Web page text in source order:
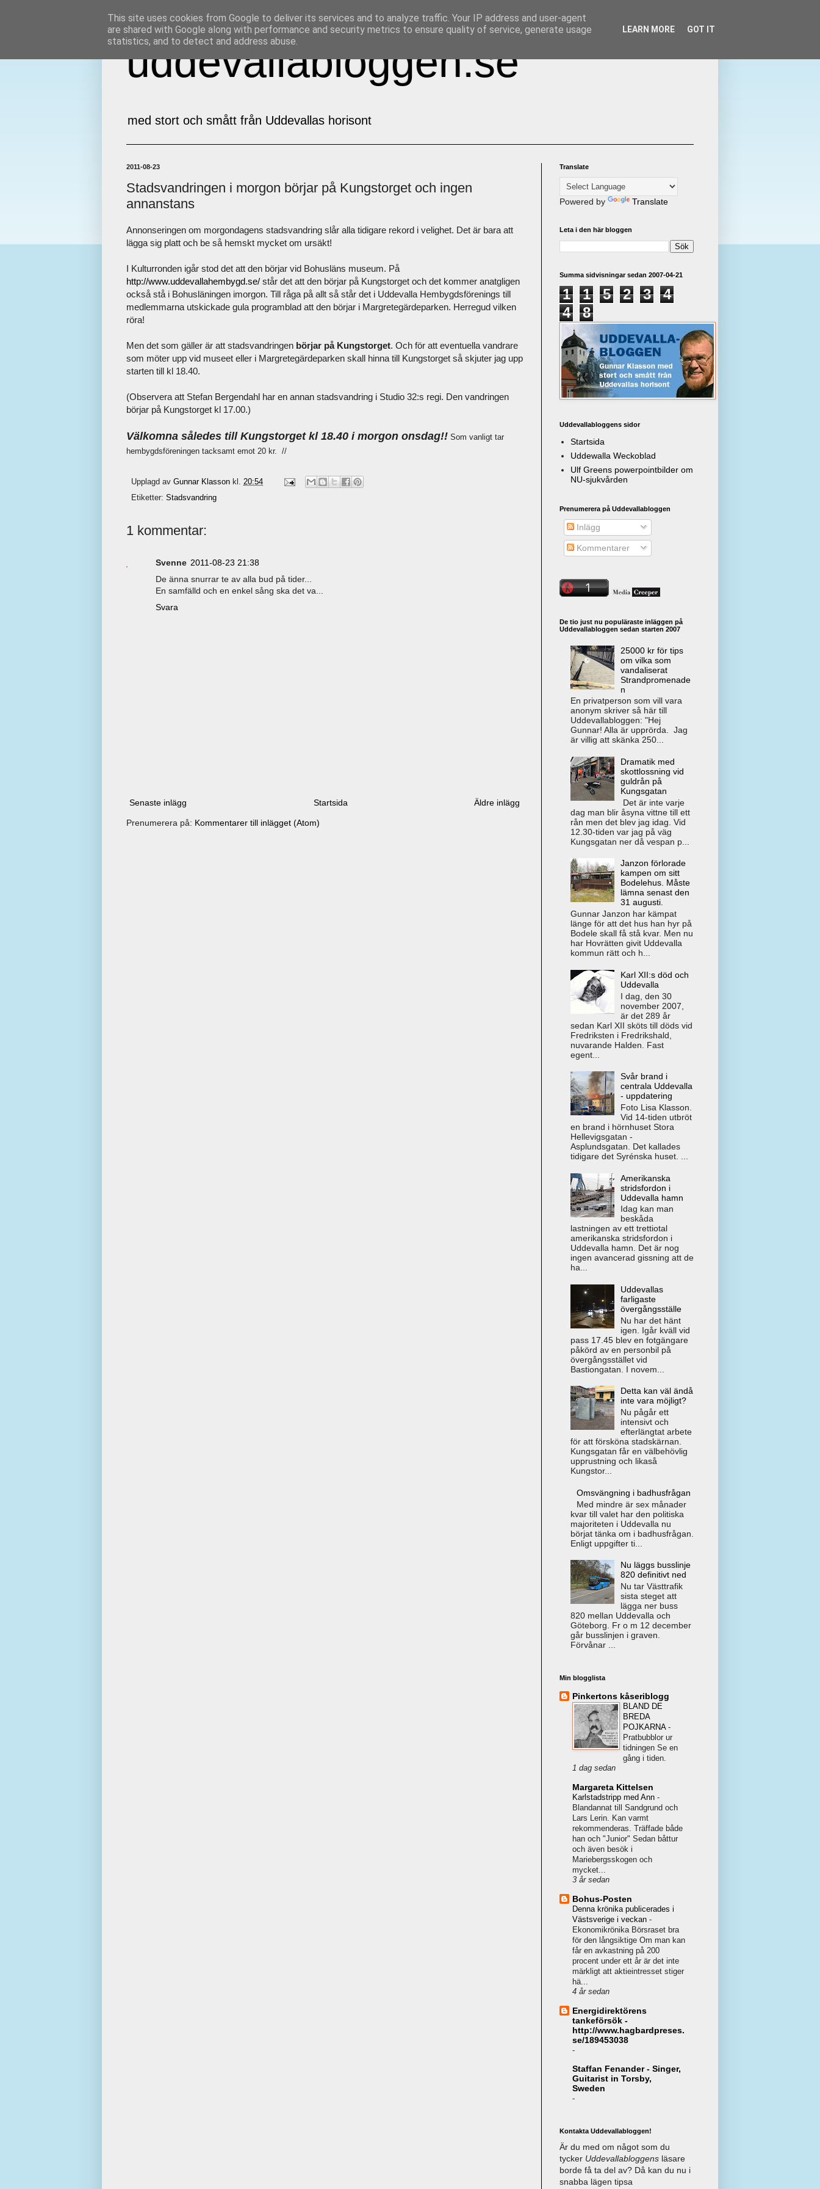
uddevallabloggen.se
med stort och smått från Uddevallas horisont
2011-08-23
Stadsvandringen i morgon börjar på Kungstorget och ingen
annanstans
Annonseringen om morgondagens stadsvandring slår alla tidigare rekord i velighet. Det är bara att
lägga sig platt och be så hemskt mycket om ursäkt!
I Kulturronden igår stod det att den börjar vid Bohusläns museum. På
http://www.uddevallahembygd.se/ står det att den börjar på Kungstorget och det kommer anatgligen
också stå i Bohusläningen imorgon. Till råga på allt så står det i Uddevalla Hembygdsförenings till
medlemmarna utskickade gula programblad att den börjar i Margretegärdeparken. Herregud vilken
röra!
Men det som gäller är att stadsvandringen börjar på Kungstorget. Och för att eventuella vandrare
som möter upp vid museet eller i Margretegärdeparken skall hinna till Kungstorget så skjuter jag upp
starten till kl 18.40.
(Observera att Stefan Bergendahl har en annan stadsvandring i Studio 32:s regi. Den vandringen
börjar på Kungstorget kl 17.00.)
Välkomna således till Kungstorget kl 18.40 i morgon onsdag!! Som vanligt tar
hembygdsföreningen tacksamt emot 20 kr. //
Upplagd av Gunnar Klasson kl. 20:54
Etiketter: Stadsvandring
1 kommentar:
Svenne 2011-08-23 21:38
De änna snurrar te av alla bud på tider...
En samfälld och en enkel sång ska det va...
Svara
Senaste inlägg Äldre inlägg
Startsida
Prenumerera på: Kommentarer till inlägget (Atom)
Translate
Powered by Translate
Leta i den här bloggen
Summa sidvisningar sedan 2007-04-21
1 1 5 2 3
4
4
8
Uddevallabloggens sidor
Startsida
Uddewalla Weckoblad
Ulf Greens powerpointbilder om
NU-sjukvården
Prenumerera på Uddevallabloggen
Inlägg
Kommentarer
De tio just nu populäraste inläggen på
Uddevallabloggen sedan starten 2007
25000 kr för tips
om vilka som
vandaliserat
Strandpromenade
n
En privatperson som vill vara
anonym skriver så här till
Uddevallabloggen: "Hej
Gunnar! Alla är upprörda. Jag
är villig att skänka 250...
Dramatik med
skottlossning vid
guldrån på
Kungsgatan
Det är inte varje
dag man blir åsyna vittne till ett
rån men det blev jag idag. Vid
12.30-tiden var jag på väg
Kungsgatan ner då vespan p...
Janzon förlorade
kampen om sitt
Bodelehus. Måste
lämna senast den
31 augusti.
Gunnar Janzon har kämpat
länge för att det hus han hyr på
Bodele skall få stå kvar. Men nu
har Hovrätten givit Uddevalla
kommun rätt och h...
Karl XII:s död och
Uddevalla
I dag, den 30
november 2007,
är det 289 år
sedan Karl XII sköts till döds vid
Fredriksten i Fredrikshald,
nuvarande Halden. Fast
egent...
Svår brand i
centrala Uddevalla
- uppdatering
Foto Lisa Klasson.
Vid 14-tiden utbröt
en brand i hörnhuset Stora
Hellevigsgatan -
Asplundsgatan. Det kallades
tidigare det Syrénska huset. ...
Amerikanska
stridsfordon i
Uddevalla hamn
Idag kan man
beskåda
lastningen av ett trettiotal
amerikanska stridsfordon i
Uddevalla hamn. Det är nog
ingen avancerad gissning att de
ha...
Uddevallas
farligaste
övergångsställe
Nu har det hänt
igen. Igår kväll vid
pass 17.45 blev en fotgängare
påkörd av en personbil på
övergångsstället vid
Bastiongatan. I novem...
Detta kan väl ändå
inte vara möjligt?
Nu pågår ett
intensivt och
efterlängtat arbete
för att försköna stadskärnan.
Kungsgatan får en välbehövlig
upprustning och likaså
Kungstor...
Omsvängning i badhusfrågan
Med mindre är sex månader
kvar till valet har den politiska
majoriteten i Uddevalla nu
börjat tänka om i badhusfrågan.
Enligt uppgifter ti...
Nu läggs busslinje
820 definitivt ned
Nu tar Västtrafik
sista steget att
lägga ner buss
820 mellan Uddevalla och
Göteborg. Fr o m 12 december
går busslinjen i graven.
Förvånar ...
Min blogglista
Pinkertons kåseriblogg
BLAND DE
BREDA
POJKARNA -
Pratbubblor ur
tidningen Se en
gång i tiden.
1 dag sedan
Margareta Kittelsen
Karlstadstripp med Ann -
Blandannat till Sandgrund och
Lars Lerin. Kan varmt
rekommenderas. Träffade både
han och "Junior" Sedan båttur
och även besök i
Mariebergsskogen och
mycket...
3 år sedan
Bohus-Posten
Denna krönika publicerades i
Västsverige i veckan -
Ekonomikrönika Börsraset bra
för den långsiktige Om man kan
får en avkastning på 200
procent under ett år är det inte
märkligt att aktieintresset stiger
hä...
4 år sedan
Energidirektörens
tankeförsök -
http://www.hagbardpreses.
se/189453038
-
Staffan Fenander - Singer,
Guitarist in Torsby,
Sweden
-
Kontakta Uddevallabloggen!
Är du med om något som du
tycker Uddevallabloggens läsare
borde få ta del av? Då kan du nu i
snabba lägen tipsa
This site uses cookies from Google to deliver its services and to analyze traffic. Your IP address and user-agent
are shared with Google along with performance and security metrics to ensure quality of service, generate usage
statistics, and to detect and address abuse.
LEARN MORE GOT IT